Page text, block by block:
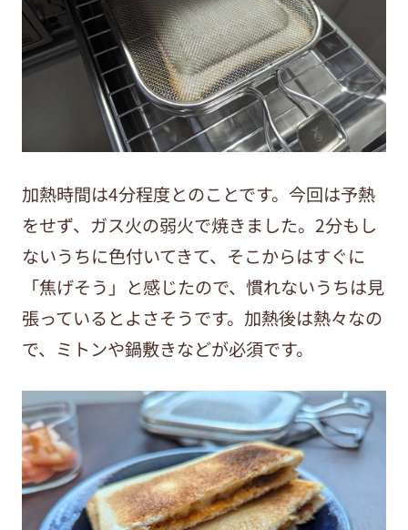
加熱時間は4分程度とのことです。今回は予熱
をせず、ガス火の弱火で焼きました。2分もし
ないうちに色付いてきて、そこからはすぐに
「焦げそう」と感じたので、慣れないうちは見
張っているとよさそうです。加熱後は熱々なの
で、ミトンや鍋敷きなどが必須です。